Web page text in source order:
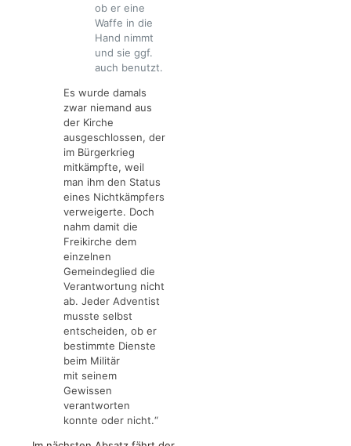
ob er eine
Waffe in die
Hand nimmt
und sie ggf.
auch benutzt.
Es wurde damals
zwar niemand aus
der Kirche
ausgeschlossen, der
im Bürgerkrieg
mitkämpfte, weil
man ihm den Status
eines Nichtkämpfers
verweigerte. Doch
nahm damit die
Freikirche dem
einzelnen
Gemeindeglied die
Verantwortung nicht
ab. Jeder Adventist
musste selbst
entscheiden, ob er
bestimmte Dienste
beim Militär
mit seinem
Gewissen
verantworten
konnte oder nicht.“